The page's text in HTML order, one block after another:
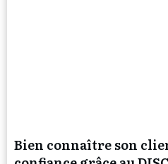
Bien connaître son